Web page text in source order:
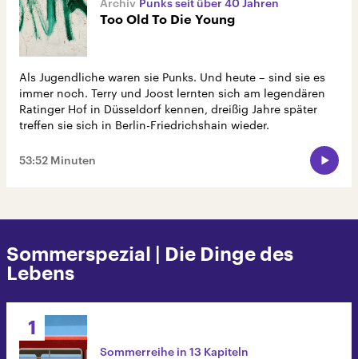
Too Old To Die Young
Als Jugendliche waren sie Punks. Und heute – sind sie es
immer noch. Terry und Joost lernten sich am legendären
Ratinger Hof in Düsseldorf kennen, dreißig Jahre später
treffen sie sich in Berlin-Friedrichshain wieder.
53:52 Minuten
Sommerspezial | Die Dinge des
Lebens
1
Sommerreihe in 13 Kapiteln